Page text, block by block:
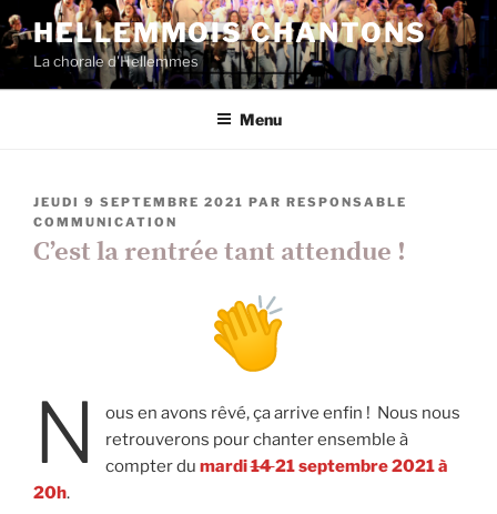
Aller
au
contenu
principal
HELLEMMOIS CHANTONS
La chorale d'Hellemmes
Menu
PUBLIÉ
LE
JEUDI 9 SEPTEMBRE 2021 PAR RESPONSABLE
COMMUNICATION
C’est la rentrée tant attendue !
N
ous en avons rêvé, ça arrive enfin ! Nous nous
retrouverons pour chanter ensemble à
compter du mardi1421 septembre 2021 à
20h.